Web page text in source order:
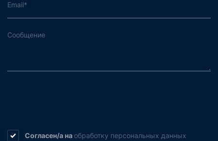
Согласен/а на обработку персональных данных